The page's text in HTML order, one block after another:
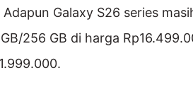
Galaxy S26 series
256 GB di harga